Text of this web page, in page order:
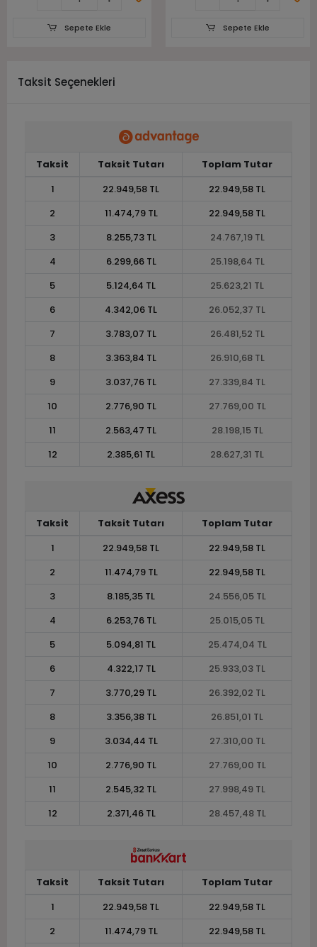
Sepete Ekle Sepete Ekle
Taksit Seçenekleri
Taksit Taksit Tutarı
Toplam Tutar
1
22.949,58 TL
22.949,58 TL
2
11.474,79 TL
22.949,58 TL
3
8.255,73 TL
24.767,19 TL
4
6.299,66 TL
25.198,64 TL
5
5.124,64 TL
25.623,21 TL
6
4.342,06 TL
26.052,37 TL
7
3.783,07 TL
26.481,52 TL
8
3.363,84 TL
26.910,68 TL
9
3.037,76 TL
27.339,84 TL
10
2.776,90 TL
27.769,00 TL
11
2.563,47 TL
28.198,15 TL
12
2.385,61 TL 28.627,31 TL
Taksit Taksit Tutarı
Toplam Tutar
1
22.949,58 TL
22.949,58 TL
2
11.474,79 TL
22.949,58 TL
3
8.185,35 TL
24.556,05 TL
4
6.253,76 TL
25.015,05 TL
5
5.094,81 TL
25.474,04 TL
6
4.322,17 TL
25.933,03 TL
7
3.770,29 TL
26.392,02 TL
8
3.356,38 TL
26.851,01 TL
9
3.034,44 TL
27.310,00 TL
10
2.776,90 TL
27.769,00 TL
11
2.545,32 TL
27.998,49 TL
12
2.371,46 TL 28.457,48 TL
Taksit Taksit Tutarı
Toplam Tutar
1
22.949,58 TL
22.949,58 TL
2
11.474,79 TL
22.949,58 TL